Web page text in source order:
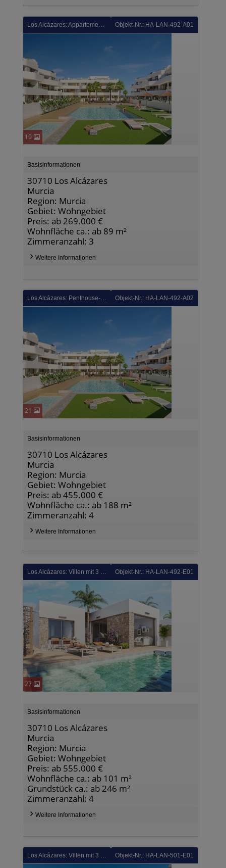
Objekt-Nr.: HA-LAN-492-A01
19
Basisinformationen
30710 Los Alcázares
Murcia
Region: Murcia
Gebiet: Wohngebiet
Preis: ab 269.000 €
Wohnfläche ca.: ab 89 m²
Zimmeranzahl: 3
Weitere Informationen
Los Alcázares: Penthouse-Wohnungen mit 3 Schlafzimmern, 2 Bädern, Dachterrasse, Tiefgaragenstellplatz und Gemeinschaftspool in der Golfanlage La Serena Golf Objekt-Nr.: HA-LAN-492-A02
21
Basisinformationen
30710 Los Alcázares
Murcia
Region: Murcia
Gebiet: Wohngebiet
Preis: ab 455.000 €
Wohnfläche ca.: ab 188 m²
Zimmeranzahl: 4
Weitere Informationen
Objekt-Nr.: HA-LAN-492-E01
27
Basisinformationen
30710 Los Alcázares
Murcia
Region: Murcia
Gebiet: Wohngebiet
Preis: ab 555.000 €
Wohnfläche ca.: ab 101 m²
Grundstück ca.: ab 246 m²
Zimmeranzahl: 4
Weitere Informationen
Los Alcázares: Villen mit 3 Schlafzimmern, 2 Bädern, Klimaanlage, Kfz-Stellplatz und Privatpool in der La Serena Golfanlage Objekt-Nr.: HA-LAN-501-E01